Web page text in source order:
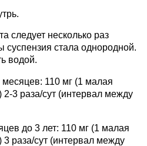
следует несколько раз
суспензия стала однородной.
водой.
месяцев: 110 мг (1 малая
3 раза/сут (интервал между
до 3 лет: 110 мг (1 малая
раза/сут (интервал между